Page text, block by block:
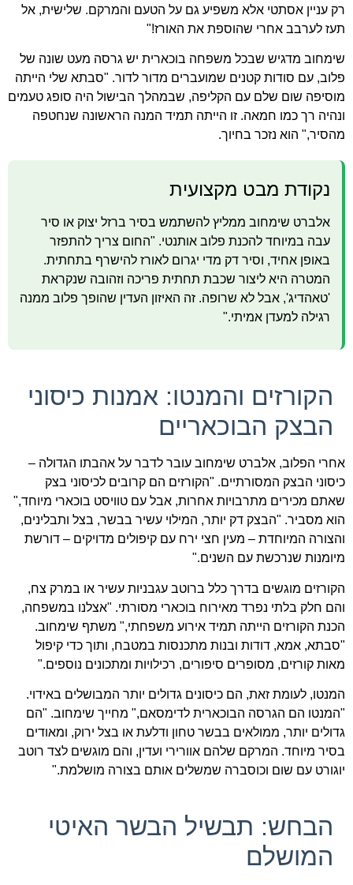
רק עניין אסתטי אלא משפיע גם על הטעם והמרקם. שלישית, אל
תעז לערבב אחרי שהוספת את האורז!"
שימחוב מדגיש שבכל משפחה בוכארית יש גרסה מעט שונה של
פלוב, עם סודות קטנים שמועברים מדור לדור. "סבתא שלי הייתה
מוסיפה שום שלם עם הקליפה, שבמהלך הבישול היה סופג טעמים
ונהיה רך כמו חמאה. זו הייתה תמיד המנה הראשונה שנחטפה
מהסיר," הוא נזכר בחיוך.
נקודת מבט מקצועית
אלברט שימחוב ממליץ להשתמש בסיר ברזל יצוק או סיר
עבה במיוחד להכנת פלוב אותנטי. "החום צריך להתפזר
באופן אחיד, וסיר דק מדי יגרום לאורז להישרף בתחתית.
המטרה היא ליצור שכבת תחתית פריכה וזהובה שנקראת
'טאהדיג', אבל לא שרופה. זה האיזון העדין שהופך פלוב ממנה
רגילה למעדן אמיתי."
הקורזים והמנטו: אמנות כיסוני
הבצק הבוכאריים
אחרי הפלוב, אלברט שימחוב עובר לדבר על אהבתו הגדולה –
כיסוני הבצק המסורתיים. "הקורזים הם קרובים לכיסוני בצק
שאתם מכירים מתרבויות אחרות, אבל עם טוויסט בוכארי מיוחד,"
הוא מסביר. "הבצק דק יותר, המילוי עשיר בבשר, בצל ותבלינים,
והצורה המיוחדת – מעין חצי ירח עם קיפולים מדויקים – דורשת
מיומנות שנרכשת עם השנים."
הקורזים מוגשים בדרך כלל ברוטב עגבניות עשיר או במרק צח,
והם חלק בלתי נפרד מאירוח בוכארי מסורתי. "אצלנו במשפחה,
הכנת הקורזים הייתה תמיד אירוע משפחתי," משתף שימחוב.
"סבתא, אמא, דודות ובנות מתכנסות במטבח, ותוך כדי קיפול
מאות קורזים, מסופרים סיפורים, רכילויות ומתכונים נוספים."
המנטו, לעומת זאת, הם כיסונים גדולים יותר המבושלים באידוי.
"המנטו הם הגרסה הבוכארית לדימסאם," מחייך שימחוב. "הם
גדולים יותר, ממולאים בבשר טחון ודלעת או בצל ירוק, ומאודים
בסיר מיוחד. המרקם שלהם אוורירי ועדין, והם מוגשים לצד רוטב
יוגורט עם שום וכוסברה שמשלים אותם בצורה מושלמת."
הבחש: תבשיל הבשר האיטי
המושלם